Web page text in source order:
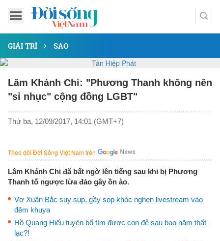
GIẢI TRÍ SAO
Lâm Khánh Chi: "Phương Thanh không nên
"sỉ nhục" cộng đồng LGBT"
Thứ ba, 12/09/2017, 14:01 (GMT+7)
Theo dõi Đời Sống Việt Nam trên
Lâm Khánh Chi đã bất ngờ lên tiếng sau khi bị Phương
Thanh tố ngược lừa đảo gây ồn ào.
Vợ Xuân Bắc suy sụp, gầy sọp khóc nghẹn livestream vào
đêm khuya
Hồ Quang Hiếu tuyên bố tìm được con đẻ sau bao năm thất
lạc?!